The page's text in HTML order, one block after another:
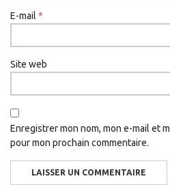
E-mail *
Site web
Enregistrer mon nom, mon e-mail et
pour mon prochain commentaire.